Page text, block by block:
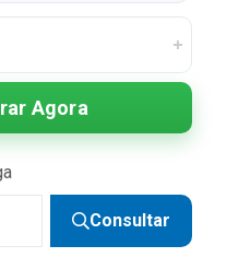
Agora
Consultar